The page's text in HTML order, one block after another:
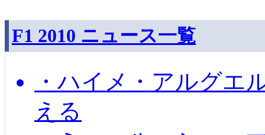
F1 2010 ニュース一覧
・ハイメ・アルグエ
える